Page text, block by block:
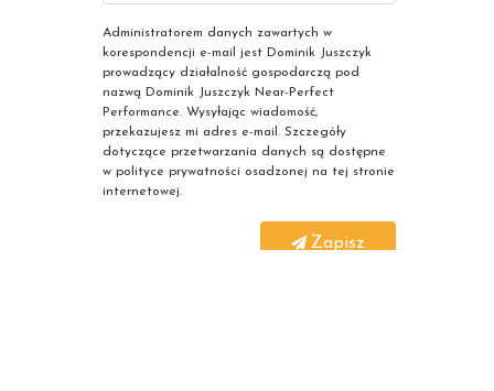
Administratorem danych zawartych w
korespondencji e-mail jest Dominik Juszczyk
prowadzący działalność gospodarczą pod
nazwą Dominik Juszczyk Near-Perfect
Performance. Wysyłając wiadomość,
przekazujesz mi adres e-mail. Szczegóły
dotyczące przetwarzania danych są dostępne
w polityce prywatności osadzonej na tej stronie
internetowej.
Zapisz